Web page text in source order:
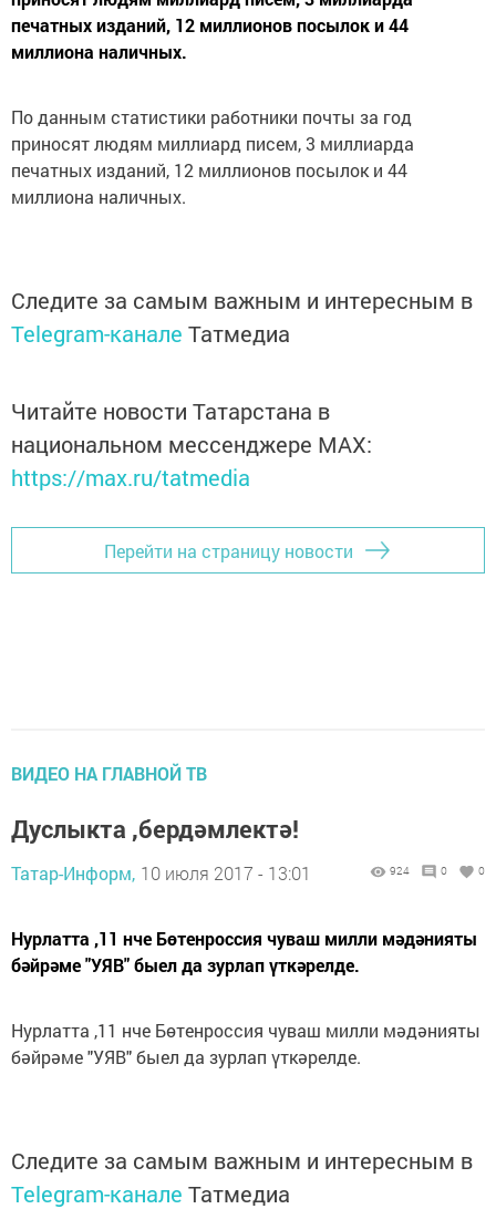
печатных изданий, 12 миллионов посылок и 44
миллиона наличных.
По данным статистики работники почты за год
приносят людям миллиард писем, 3 миллиарда
печатных изданий, 12 миллионов посылок и 44
миллиона наличных.
Следите за самым важным и интересным в
Telegram-канале Татмедиа
Читайте новости Татарстана в
национальном мессенджере MАХ:
https://max.ru/tatmedia
Перейти на страницу новости
ВИДЕО НА ГЛАВНОЙ ТВ
Дуслыкта ,бердәмлектә!
Татар-Информ, 10 июля 2017 - 13:01 924 0 0
Нурлатта ,11 нче Бөтенроссия чуваш милли мәдәнияты
бәйрәме "УЯВ" быел да зурлап үткәрелде.
Нурлатта ,11 нче Бөтенроссия чуваш милли мәдәнияты
бәйрәме "УЯВ" быел да зурлап үткәрелде.
Следите за самым важным и интересным в
Telegram-канале Татмедиа